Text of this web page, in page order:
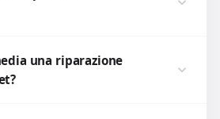
una riparazione